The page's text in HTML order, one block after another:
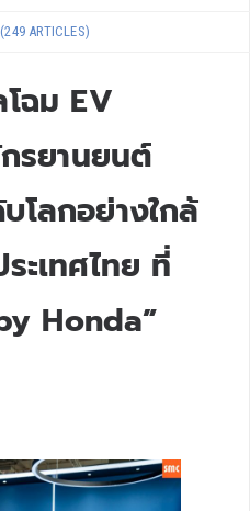
(249 ARTICLES)
ฉม EV
รยานยนต์
โลกอย่างใกล้
ะเทศไทย ที่
Honda”